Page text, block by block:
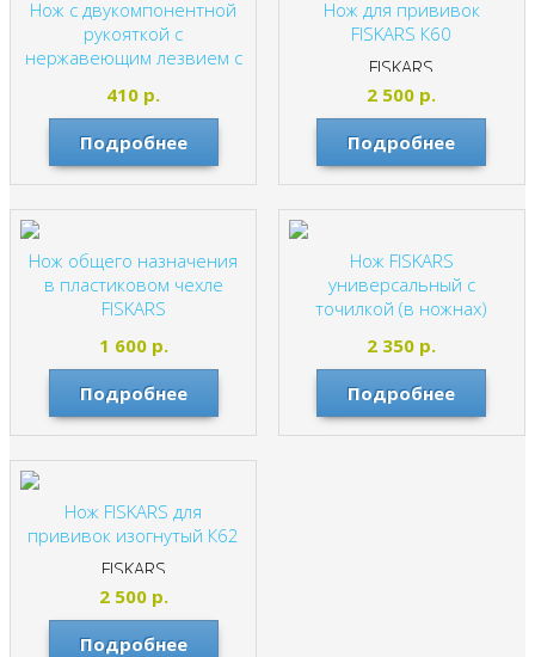
Нож с двукомпонентной
рукояткой с
нержавеющим лезвием с
FINLAND
410 р.
Подробнее
Нож для прививок
FISKARS К60
FISKARS
2 500 р.
Подробнее
Нож общего назначения
в пластиковом чехле
FISKARS
FISKARS
1 600р.
Подробнее
Нож FISKARS
универсальный с
точилкой (в ножнах)
FISKARS
2 350 р.
Подробнее
Нож FISKARS для
прививок изогнутый К62
FISKARS
2 500р.
Подробнее